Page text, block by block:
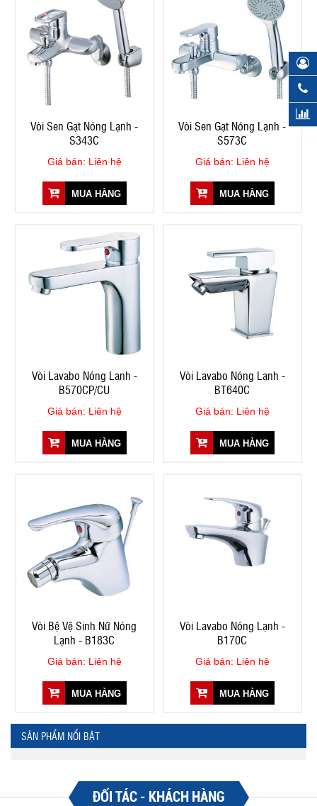
Vòi Sen Gạt Nóng Lạnh -
S343C
Giá bán: Liên hệ
MUA HÀNG
Vòi Sen Gạt Nóng Lạnh -
S573C
Giá bán: Liên hệ
MUA HÀNG
Vòi Lavabo Nóng Lạnh -
B570CP/CU
Giá bán: Liên hệ
MUA HÀNG
Vòi Lavabo Nóng Lạnh -
BT640C
Giá bán: Liên hệ
MUA HÀNG
Vòi Bệ Vệ Sinh Nữ Nóng
Lạnh - B183C
Giá bán: Liên hệ
MUA HÀNG
Vòi Lavabo Nóng Lạnh -
B170C
Giá bán: Liên hệ
MUA HÀNG
SẢN PHẨM NỔI BẬT
ĐỐI TÁC - KHÁCH HÀNG